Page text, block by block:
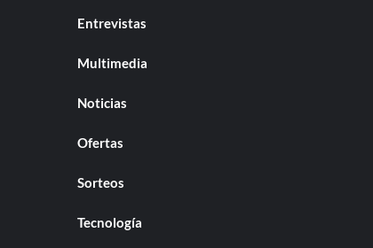
Entrevistas
Multimedia
Noticias
Ofertas
Sorteos
Tecnología